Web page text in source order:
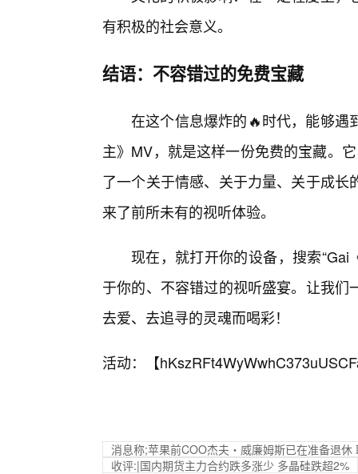
有积极的社会意义。
结语：不容错过的免费宝藏
在这个信息爆炸的🔥时代，能够遇
主》MV，就是这样一份免费的宝藏。
了一个关于情感、关于力量、关于成
来了前所未有的视听体验。
现在，就打开你的设备，搜索
于你的、不容错过的视听盛宴。让我
去爱、去追寻的灵魂而喝彩！
活动：【
消息称;苹果前COO杰夫・威廉姆斯已在准备退休
收评:|国内期货主力合约跌多涨少 多晶硅跌超2%